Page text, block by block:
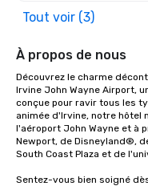
Tout voir (3)
À propos de nous
Découvrez le charme
Irvine John Wayne Airport,
conçue pour ravir tous les
animée d'Irvine, notre hôtel
l'aéroport John Wayne et à
Newport, de Disneyland®,
South Coast Plaza et de
Sentez-vous bien soigné